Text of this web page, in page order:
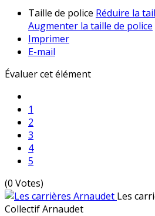
Taille de police Réduire la
Augmenter la taille de police
Imprimer
E-mail
Évaluer cet élément
1
2
3
4
5
(0 Votes)
Les
Collectif Arnaudet